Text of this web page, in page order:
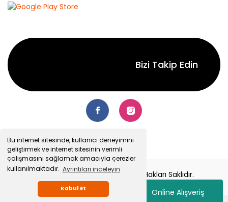
Bu internet sitesinde, kullanıcı deneyimini
geliştirmek ve internet sitesinin verimli
çalışmasını sağlamak amacıyla çerezler
kullanılmaktadır. Ayrıntıları inceleyin
Kabul Et Online Alışveriş
Bizi Takip Edin
© 2022 Senetsepet.com. Tüm Hakları Saklıdır.